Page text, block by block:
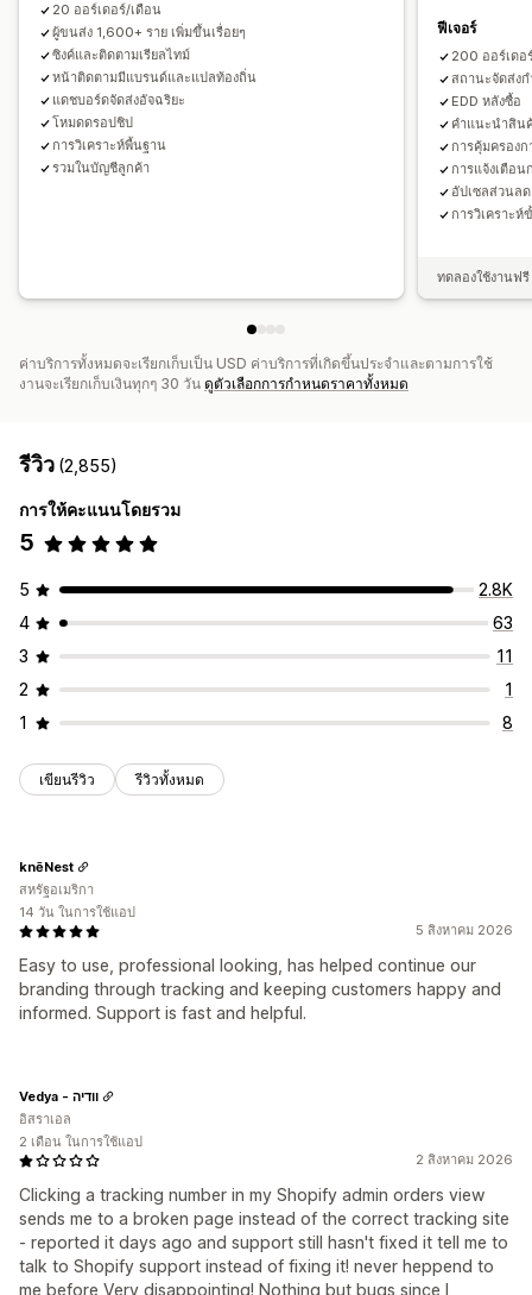
20 ออร์เดอร์/เดือน
ผู้ขนส่ง 1,600+ ราย เพิ่มขึ้นเรื่อยๆ
ซิงค์และติดตามเรียลไทม์
หน้าติดตามมีแบรนด์และแปลท้องถิ่น
แดชบอร์ดจัดส่งอัจฉริยะ
โหมดดรอปชิป
การวิเคราะห์พื้นฐาน
รวมในบัญชีลูกค้า
ฟีเจอร์
200 ออร์เดอ
สถานะจัดส่ง
EDD หลังซื้อ
คำแนะนำสิน
การคุ้มครองก
การแจ้งเตือน
อัปเซลส่วนลด
การวิเคราะห์
ทดลองใช้งานฟ
ค่าบริการทั้งหมดจะเรียกเก็บเป็น USD ค่าบริการที่เกิดขึ้นประจำและตามการใช้
งานจะเรียกเก็บเงินทุกๆ 30 วัน ดูตัวเลือกการกำหนดราคาทั้งหมด
รีวิว (2,855)
การให้คะแนนโดยรวม
5
5
2.8K
4
63
3
11
2
1
1
8
เขียนรีวิว รีวิวทั้งหมด
5 สิงหาคม 2026
Easy to use, professional looking, has helped continue our
branding through tracking and keeping customers happy and
informed. Support is fast and helpful.
knēNest
สหรัฐอเมริกา
14 วัน ในการใช้แอป
2 สิงหาคม 2026
Clicking a tracking number in my Shopify admin orders view
sends me to a broken page instead of the correct tracking site
- reported it days ago and support still hasn't fixed it tell me to
talk to Shopify support instead of fixing it! never heppend to
me before Very disappointing! Nothing but bugs since I
Vedya - וודיה
อิสราเอล
2 เดือน ในการใช้แอป